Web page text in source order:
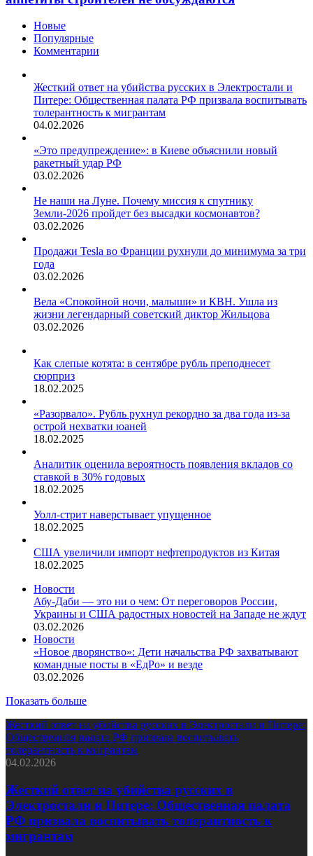
Новые
Популярные
Комментарии
Жесткий ответ на убийства русских в Электростали и
Питере: Общественная палата РФ призвала воспитывать
толерантность к мигрантам
04.02.2026
«Это предупреждение»: в Киеве объяснили новый
ракетный удар РФ
03.02.2026
Не наши на Луне. Почему миссия к спутнику
Земли-2026 пройдет без высадки космонавтов?
03.02.2026
Продажи Tesla во Франции рухнули до минимума за три
года
03.02.2026
Вела «Спокойной ночи, малыши» и КВН. Ушла из
жизни легендарный советский диктор Жильцова
03.02.2026
Как слепые котята: в сентябре рубль преподнесет
сюрприз
18.02.2025
«Разорвало». Рубль рухнул рекордно за два года из-за
острой нехватки юаней
18.02.2025
Аналитик оценила вероятность появления вкладов со
ставкой в 30% годовых
18.02.2025
Уолл-стрит наверстывает упущенное
18.02.2025
США увеличили импорт нефтепродуктов из Китая
18.02.2025
Новости
Абу-Даби — это ни о чем: От переговоров России,
Украины и США радостных новостей на Западе не ждут
03.02.2026
Новости
«Новое дворянство»: Дети начальства РФ захватывают
командные посты в «ЕдРо» и везде
03.02.2026
Показать больше
Жесткий ответ на убийства русских в Электростали и Питере:
Общественная палата РФ призвала воспитывать
толерантность к мигрантам
04.02.2026
Жесткий ответ на убийства русских в
Электростали и Питере: Общественная палата
РФ призвала воспитывать толерантность к
мигрантам